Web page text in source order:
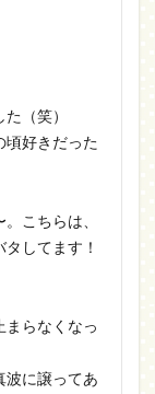
（笑）
頃好きだった
こちらは、
してます！
らなくなっ
波に譲ってあ